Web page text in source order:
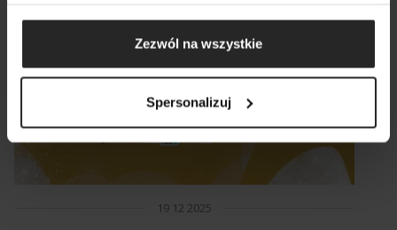
Zezwól na wszystkie
Spersonalizuj
19 12 2025